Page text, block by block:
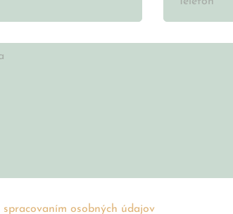
spracovaním osobných údajov